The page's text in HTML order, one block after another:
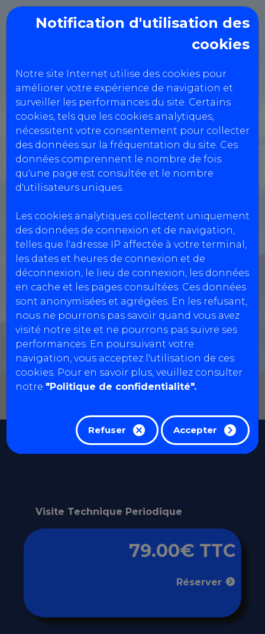
Notification d'utilisation des
cookies
Notre site Internet utilise des cookies pour
améliorer votre expérience de navigation et
surveiller les performances du site. Certains
cookies, tels que les cookies analytiques,
nécessitent votre consentement pour collecter
des données sur la fréquentation du site. Ces
données comprennent le nombre de fois
qu'une page est consultée et le nombre
d'utilisateurs uniques.
Les cookies analytiques collectent uniquement
des données de connexion et de navigation,
telles que l'adresse IP affectée à votre terminal,
les dates et heures de connexion et de
déconnexion, le lieu de connexion, les données
en cache et les pages consultées. Ces données
sont anonymisées et agrégées. En les refusant,
nous ne pourrons pas savoir quand vous avez
visité notre site et ne pourrons pas suivre ses
performances. En poursuivant votre
navigation, vous acceptez l'utilisation de ces
cookies. Pour en savoir plus, veuillez consulter
notre "Politique de confidentialité".
Refuser Accepter
CT LA SALVETAT ST
GILLES 31
7 avenue Léonard de Vinci,
31880 LA SALVETAT-SAINT-
GILLES
0561064445
Réservation Véhicules Légers
Nos prestations
Visite Technique Periodique
79.00€ TTC
Réserver